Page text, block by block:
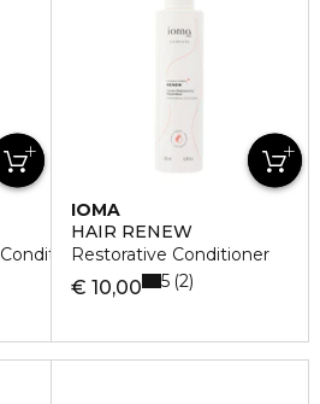
IOMA
HAIR RENEW
Restorative Conditioner
€ 10,00 5 2